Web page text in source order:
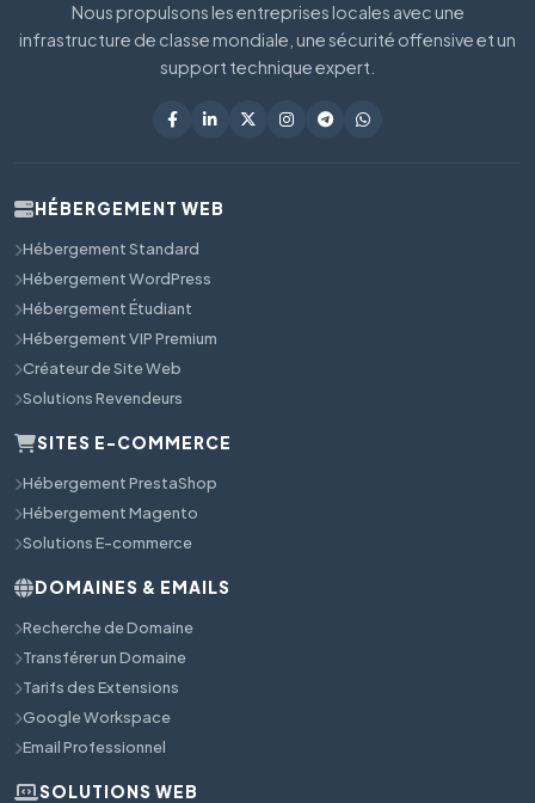
Nous propulsons les entreprises locales avec une
infrastructure de classe mondiale, une sécurité offensive et un
support technique expert.
HÉBERGEMENT WEB
Hébergement Standard
Hébergement WordPress
Hébergement Étudiant
Hébergement VIP Premium
Créateur de Site Web
Solutions Revendeurs
SITES E-COMMERCE
Hébergement PrestaShop
Hébergement Magento
Solutions E-commerce
DOMAINES & EMAILS
Recherche de Domaine
Transférer un Domaine
Tarifs des Extensions
Google Workspace
Email Professionnel
SOLUTIONS WEB